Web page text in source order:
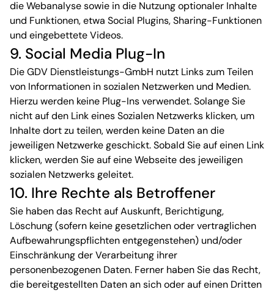
die Webanalyse sowie in die Nutzung optionaler Inhalte
und Funktionen, etwa Social Plugins, Sharing-Funktionen
und eingebettete Videos.
9. Social Media Plug-In
Die GDV Dienstleistungs-GmbH nutzt Links zum Teilen
von Informationen in sozialen Netzwerken und Medien.
Hierzu werden keine Plug-Ins verwendet. Solange Sie
nicht auf den Link eines Sozialen Netzwerks klicken, um
Inhalte dort zu teilen, werden keine Daten an die
jeweiligen Netzwerke geschickt. Sobald Sie auf einen Link
klicken, werden Sie auf eine Webseite des jeweiligen
sozialen Netzwerks geleitet.
10. Ihre Rechte als Betroffener
Sie haben das Recht auf Auskunft, Berichtigung,
Löschung (sofern keine gesetzlichen oder vertraglichen
Aufbewahrungspflichten entgegenstehen) und/oder
Einschränkung der Verarbeitung ihrer
personenbezogenen Daten. Ferner haben Sie das Recht,
die bereitgestellten Daten an sich oder auf einen Dritten